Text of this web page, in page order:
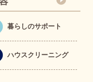
暮らしのサポート
ハウスクリーニング